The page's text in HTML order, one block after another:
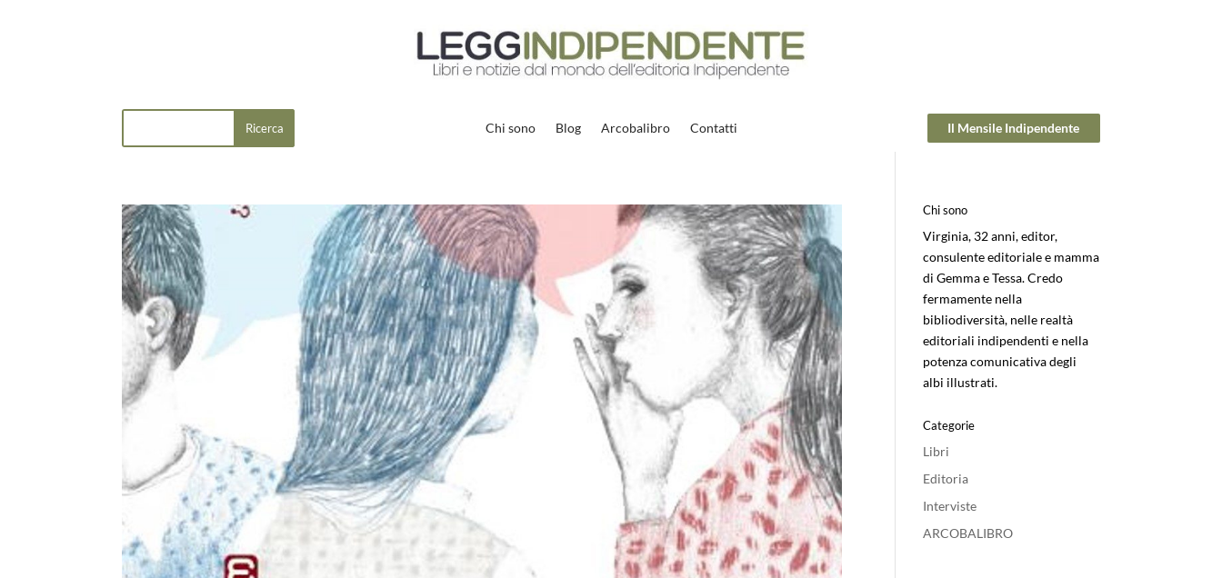
Chi sono Blog Arcobalibro Contatti Il Mensile Indipendente
Chi sono
Virginia, 32 anni, editor,
consulente editoriale e mamma
di Gemma e Tessa. Credo
fermamente nella
bibliodiversità, nelle realtà
editoriali indipendenti e nella
potenza comunicativa degli
albi illustrati.
Categorie
Libri
Editoria
Interviste
ARCOBALIBRO